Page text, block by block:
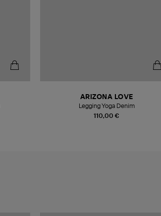
110,00 €
ARIZONA LOVE
Legging Yoga Denim